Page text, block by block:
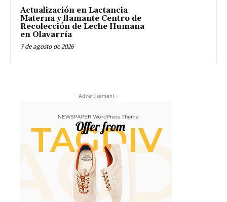
Actualización en Lactancia
Materna y flamante Centro de
Recolección de Leche Humana
en Olavarría
7 de agosto de 2026
- Advertisement -